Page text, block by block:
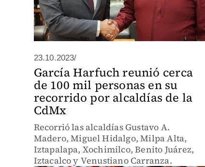
23.10.2023/
García Harfuch reunió cerca
de 100 mil personas en su
recorrido por alcaldías de la
CdMx
Recorrió las alcaldías Gustavo A.
Madero, Miguel Hidalgo, Milpa Alta,
Iztapalapa, Xochimilco, Benito Juárez,
Iztacalco y Venustiano Carranza.